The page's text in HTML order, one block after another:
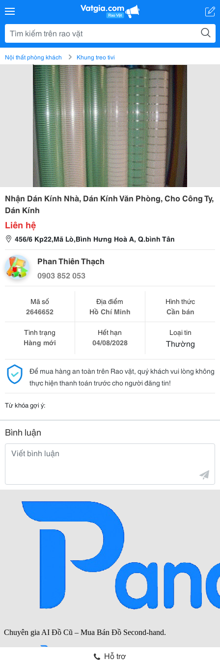
Nội thất phòng khách Khung treo tivi
Nhận Dán Kính Nhà, Dán Kính Văn Phòng, Cho Công Ty,
Dán Kính
Liên hệ
456/6 Kp22,Mã Lò,Bình Hưng Hoà A, Q.bình Tân
Phan Thiên Thạch
0903 852 053
Mã số
2646652
Địa điểm
Hồ Chí Minh
Hình thức
Cần bán
Tình trạng
Hàng mới
Hết hạn
04/08/2028
Loại tin
Thường
Để mua hàng an toàn trên Rao vặt, quý khách vui lòng không
thực hiện thanh toán trước cho người đăng tin!
Từ khóa gợi ý:
Bình luận
Hỗ trợ